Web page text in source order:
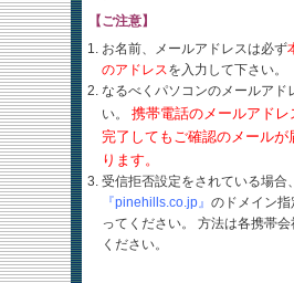
【ご注意】
お名前、メールアドレスは必ず
のアドレス を入力して下さい。
なるべくパソコンのメールアド
い。 携帯電話のメールアド
完了してもご確認のメールが
ります。
受信拒否設定をされている場合、
『pinehills.co.jp』 のドメイン
ってください。 方法は各携帯
ください。